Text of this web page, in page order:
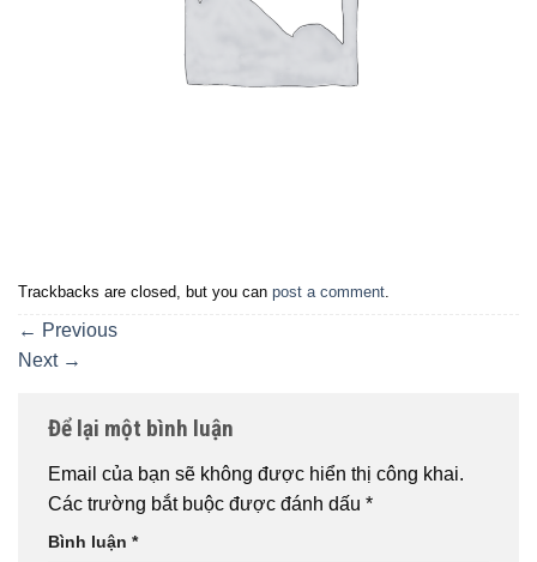
Trackbacks are closed, but you can post a comment.
← Previous
Next →
Để lại một bình luận
Email của bạn sẽ không được hiển thị công khai.
Các trường bắt buộc được đánh dấu *
Bình luận *